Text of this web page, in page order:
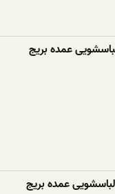
عمده بریج
لباسشویی عمده بریج